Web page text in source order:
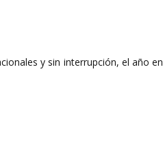
y sin interrupción, el año en